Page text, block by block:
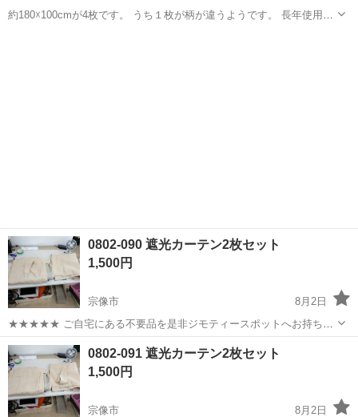
約180☓100cmが4枚です。 うち１枚が柄が違うようです。 長年使用し
0802-090 遮光カーテン2枚セット
1,500円
宗像市
8月2日
★★★★★ ご自宅にある不要品を是非ジモティースポットへお持ち込
みしませんか？ 家電、趣味・スポーツ・レジャー用品、こども用品、
衣料服飾品、生活雑貨、家具、本、CD・DVDなどが無料でまとめて持
ち込めます！ ※詳細はこ...
福岡 宗像市 カーテン、ブラインド スポット
0802-091 遮光カーテン2枚セット
1,500円
宗像市
8月2日